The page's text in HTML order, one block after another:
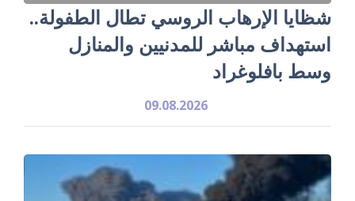
شظايا الإرهاب الروسي تطال الطفولة..
استهداف مباشر للمدنيين والمنازل
وسط بافلوغراد
09.08.2026